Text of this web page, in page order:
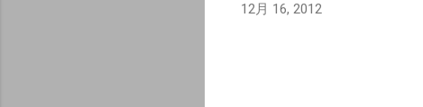
12月 16, 2012